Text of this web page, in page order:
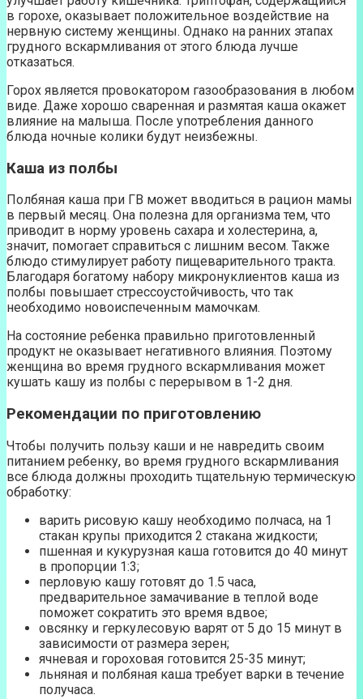
в горохе, оказывает положительное воздействие на
нервную систему женщины. Однако на ранних этапах
грудного вскармливания от этого блюда лучше
отказаться.
Горох является провокатором газообразования в любом
виде. Даже хорошо сваренная и размятая каша окажет
влияние на малыша. После употребления данного
блюда ночные колики будут неизбежны.
Каша из полбы
Полбяная каша при ГВ может вводиться в рацион мамы
в первый месяц. Она полезна для организма тем, что
приводит в норму уровень сахара и холестерина, а,
значит, помогает справиться с лишним весом. Также
блюдо стимулирует работу пищеварительного тракта.
Благодаря богатому набору микронуклиентов каша из
полбы повышает стрессоустойчивость, что так
необходимо новоиспеченным мамочкам.
На состояние ребенка правильно приготовленный
продукт не оказывает негативного влияния. Поэтому
женщина во время грудного вскармливания может
кушать кашу из полбы с перерывом в 1-2 дня.
Рекомендации по приготовлению
Чтобы получить пользу каши и не навредить своим
питанием ребенку, во время грудного вскармливания
все блюда должны проходить тщательную термическую
обработку:
варить рисовую кашу необходимо полчаса, на 1
стакан крупы приходится 2 стакана жидкости;
пшенная и кукурузная каша готовится до 40 минут
в пропорции 1:3;
перловую кашу готовят до 1.5 часа,
предварительное замачивание в теплой воде
поможет сократить это время вдвое;
овсянку и геркулесовую варят от 5 до 15 минут в
зависимости от размера зерен;
ячневая и гороховая готовится 25-35 минут;
льняная и полбяная каша требует варки в течение
получаса.